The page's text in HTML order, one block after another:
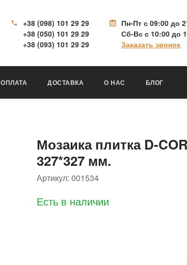
+38 (098) 101 29 29
+38 (050) 101 29 29
+38 (093) 101 29 29
Пн-Пт с 09:00 до
Сб-Вс с 10:00 до
Заказать звонок
ОПЛАТА ДОСТАВКА О НАС БЛОГ
Мозаика плитка D-
327*327 мм.
Артикул: 001534
Есть в наличии